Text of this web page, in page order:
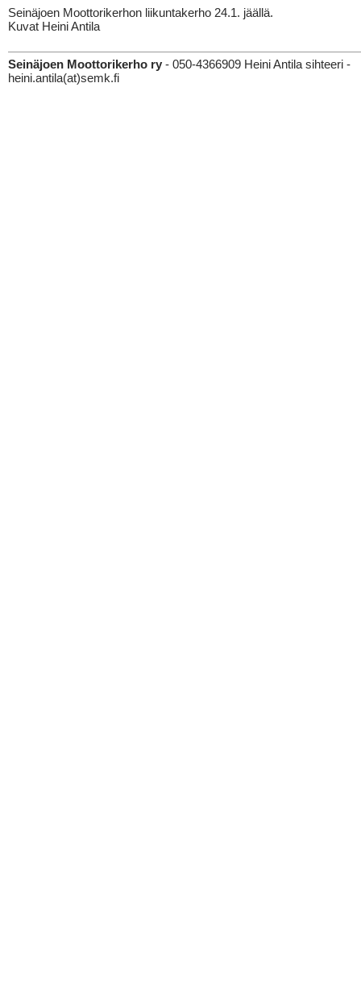
Seinäjoen Moottorikerhon liikuntakerho 24.1. jäällä.
Kuvat Heini Antila
Seinäjoen Moottorikerho ry - 050-4366909 Heini Antila sihteeri -
heini.antila(at)semk.fi